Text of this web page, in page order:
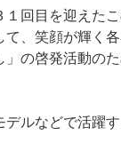
回目を迎えたこ
て、笑顔が輝く
の啓発活動の
ルなどで活躍